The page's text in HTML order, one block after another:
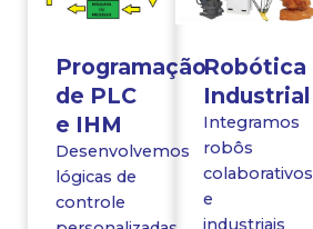
Programação
de PLC
e IHM
Desenvolvemos
lógicas de
controle
Robótica
Industrial
Integramos
robôs
colaborativos
e
industriais